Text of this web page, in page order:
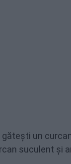
un
suculent și